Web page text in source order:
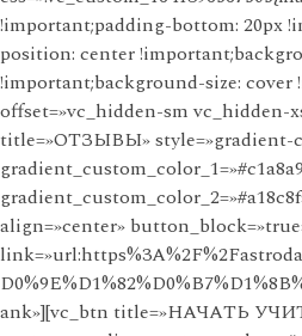
!important;padding-bottom: 20px
position: center
!important;background-size: cover
offset=»vc_hidden-sm vc_hidden-
title=»ОТЗЫВЫ» style=»gradient-
align=»center»
ank»][vc_btn title=»НАЧАТЬ